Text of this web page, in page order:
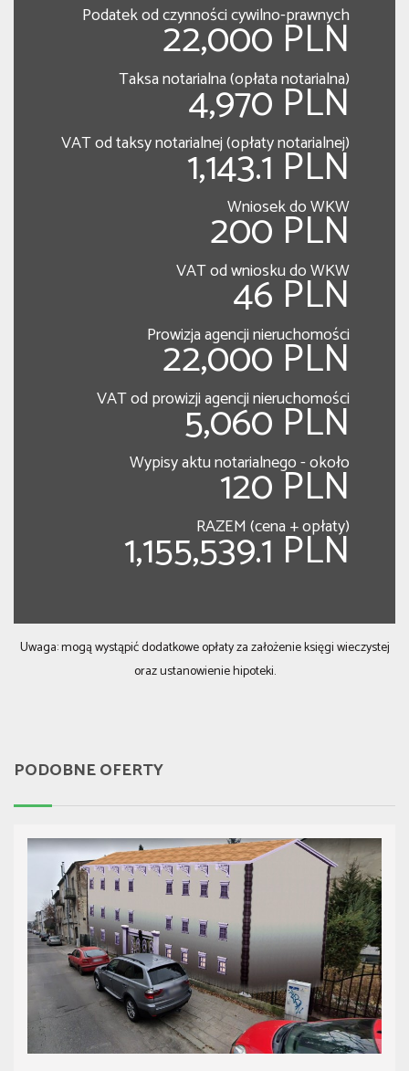
Podatek od czynności cywilno-prawnych
22,000 PLN
Taksa notarialna (opłata notarialna)
4,970 PLN
VAT od taksy notarialnej (opłaty notarialnej)
1,143.1 PLN
Wniosek do WKW
200 PLN
VAT od wniosku do WKW
46 PLN
Prowizja agencji nieruchomości
22,000 PLN
VAT od prowizji agencji nieruchomości
5,060 PLN
Wypisy aktu notarialnego - około
120 PLN
RAZEM (cena + opłaty)
1,155,539.1 PLN
Uwaga: mogą wystąpić dodatkowe opłaty za założenie księgi wieczystej
oraz ustanowienie hipoteki.
PODOBNE OFERTY